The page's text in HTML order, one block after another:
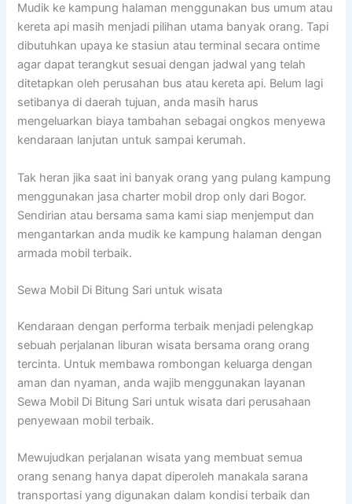
Mudik ke kampung halaman menggunakan bus umum atau
kereta api masih menjadi pilihan utama banyak orang. Tapi
dibutuhkan upaya ke stasiun atau terminal secara ontime
agar dapat terangkut sesuai dengan jadwal yang telah
ditetapkan oleh perusahan bus atau kereta api. Belum lagi
setibanya di daerah tujuan, anda masih harus
mengeluarkan biaya tambahan sebagai ongkos menyewa
kendaraan lanjutan untuk sampai kerumah.
Tak heran jika saat ini banyak orang yang pulang kampung
menggunakan jasa charter mobil drop only dari Bogor.
Sendirian atau bersama sama kami siap menjemput dan
mengantarkan anda mudik ke kampung halaman dengan
armada mobil terbaik.
Sewa Mobil Di Bitung Sari untuk wisata
Kendaraan dengan performa terbaik menjadi pelengkap
sebuah perjalanan liburan wisata bersama orang orang
tercinta. Untuk membawa rombongan keluarga dengan
aman dan nyaman, anda wajib menggunakan layanan
Sewa Mobil Di Bitung Sari untuk wisata dari perusahaan
penyewaan mobil terbaik.
Mewujudkan perjalanan wisata yang membuat semua
orang senang hanya dapat diperoleh manakala sarana
transportasi yang digunakan dalam kondisi terbaik dan